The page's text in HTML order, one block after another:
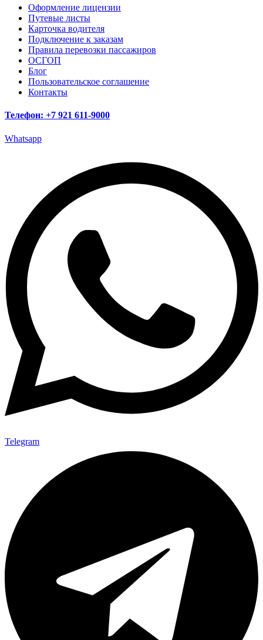
Оформление лицензии
Путевые листы
Карточка водителя
Подключение к заказам
Правила перевозки пассажиров
ОСГОП
Блог
Пользовательское соглашение
Контакты
Телефон: +7 921 611-9000
Whatsapp
Telegram